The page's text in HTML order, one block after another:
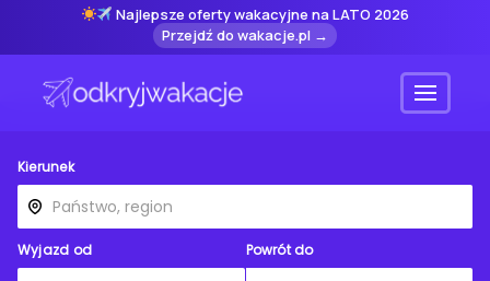
Najlepsze oferty wakacyjne na LATO 2026
Przejdź do wakacje.pl →
Menu
Kierunek
Wyjazd od Powrót do